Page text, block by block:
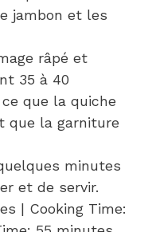
jambon et les
râpé et
35 à 40
que la quiche
que la garniture
minutes
et de servir.
| Cooking Time: